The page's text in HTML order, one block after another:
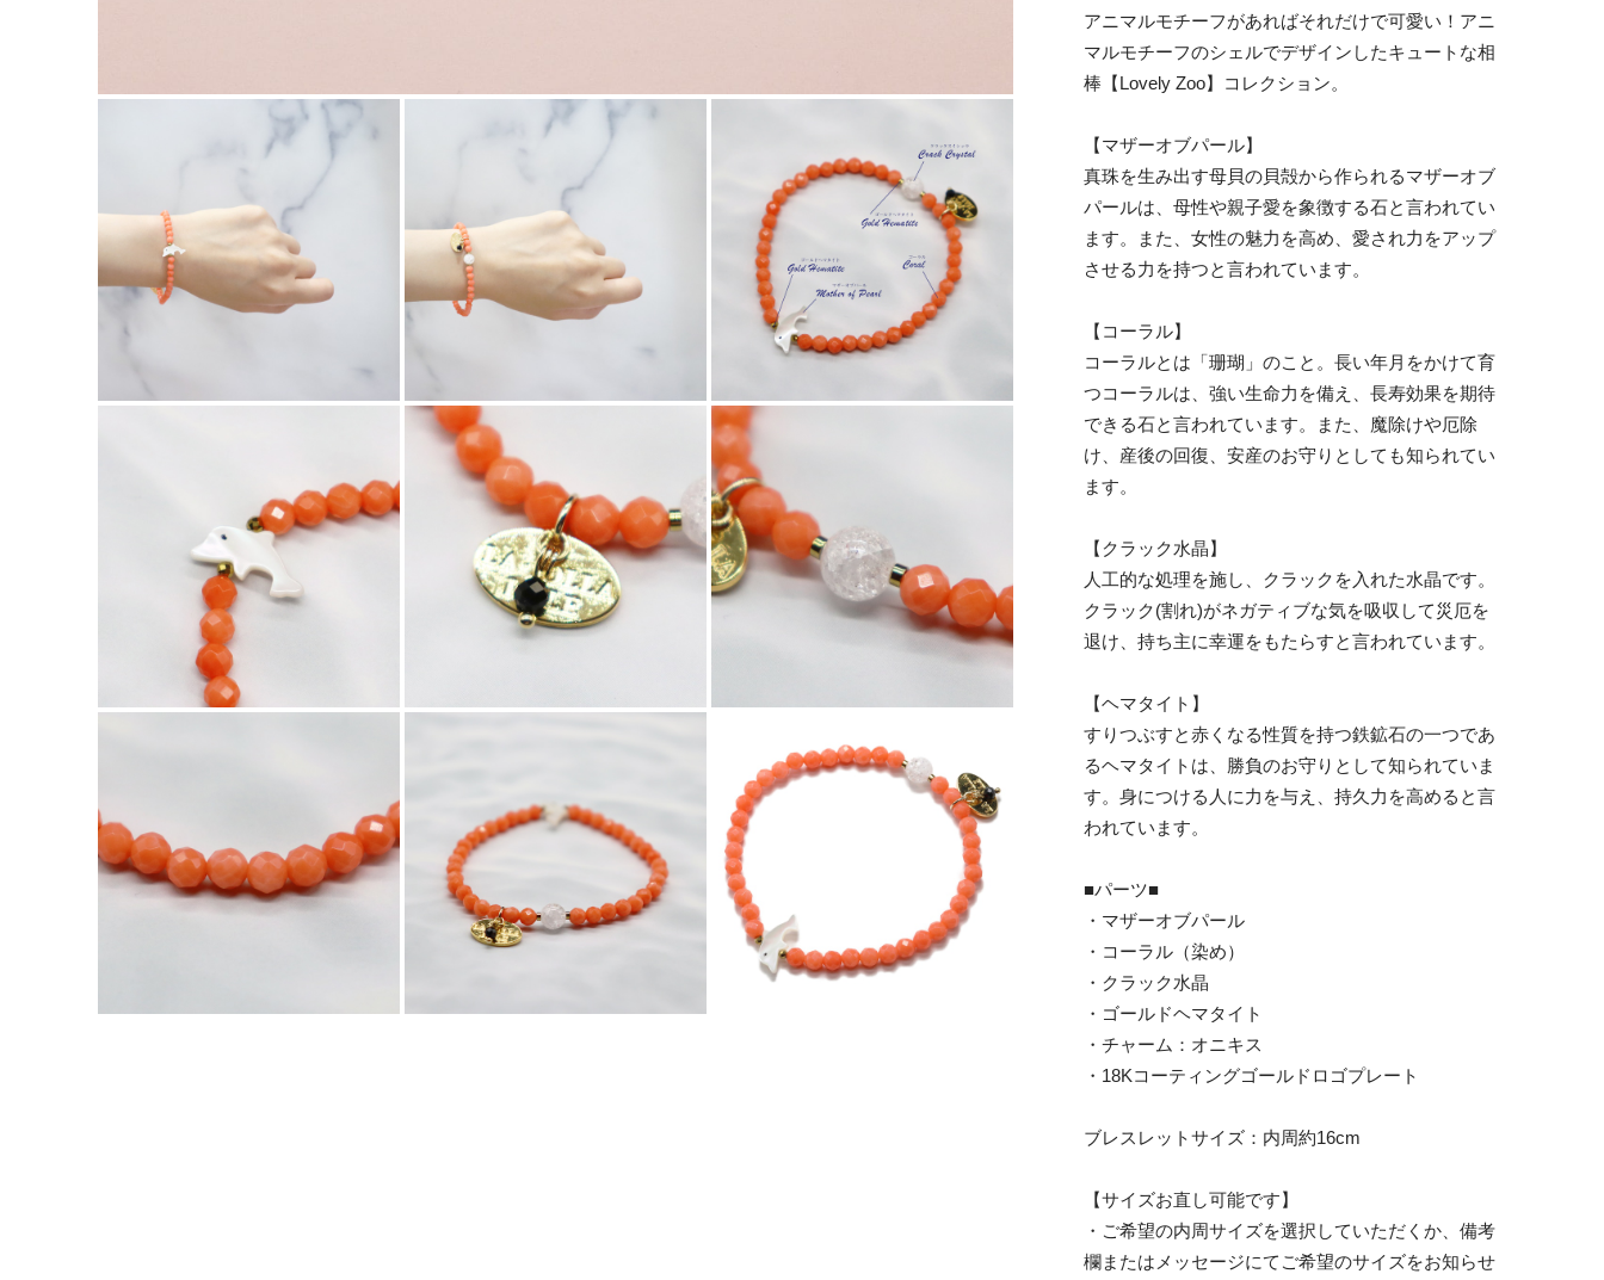
アニマルモチーフがあればそれだけで可愛い！アニ
マルモチーフのシェルでデザインしたキュートな相
棒【Lovely Zoo】コレクション。
【マザーオブパール】
真珠を生み出す母貝の貝殻から作られるマザーオブ
パールは、母性や親子愛を象徴する石と言われてい
ます。また、女性の魅力を高め、愛され力をアップ
させる力を持つと言われています。
【コーラル】
コーラルとは「珊瑚」のこと。長い年月をかけて育
つコーラルは、強い生命力を備え、長寿効果を期待
できる石と言われています。また、魔除けや厄除
け、産後の回復、安産のお守りとしても知られてい
ます。
【クラック水晶】
人工的な処理を施し、クラックを入れた水晶です。
クラック(割れ)がネガティブな気を吸収して災厄を
退け、持ち主に幸運をもたらすと言われています。
【ヘマタイト】
すりつぶすと赤くなる性質を持つ鉄鉱石の一つであ
るヘマタイトは、勝負のお守りとして知られていま
す。身につける人に力を与え、持久力を高めると言
われています。
■パーツ■
・マザーオブパール
・コーラル（染め）
・クラック水晶
・ゴールドヘマタイト
・チャーム：オニキス
・18Kコーティングゴールドロゴプレート
ブレスレットサイズ：内周約16cm
【サイズお直し可能です】
・ご希望の内周サイズを選択していただくか、備考
欄またはメッセージにてご希望のサイズをお知らせ